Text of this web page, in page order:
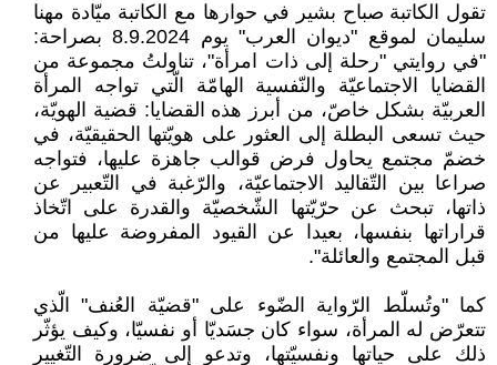
تقول الكاتبة صباح بشير في حوارها مع الكاتبة ميّادة مهنا
سليمان لموقع "ديوان العرب" يوم 8.9.2024 بصراحة:
"في روايتي "رحلة إلى ذات امرأة"، تناولتُ مجموعة من
القضايا الاجتماعيّة والنّفسية الهامّة الّتي تواجه المرأة
العربيّة بشكل خاصّ، من أبرز هذه القضايا: قضية الهويّة،
حيث تسعى البطلة إلى العثور على هويّتها الحقيقيّة، في
خضمّ مجتمع يحاول فرض قوالب جاهزة عليها، فتواجه
صراعا بين التّقاليد الاجتماعيّة، والرّغبة في التّعبير عن
ذاتها، تبحث عن حرّيّتها الشّخصيّة والقدرة على اتّخاذ
قراراتها بنفسها، بعيدا عن القيود المفروضة عليها من
قبل المجتمع والعائلة".
كما "وتُسلّط الرّواية الضّوء على "قضيّة العُنف" الّذي
تتعرّض له المرأة، سواء كان جسَديّا أو نفسيّا، وكيف يؤثّر
ذلك على حياتها ونفسيّتها، وتدعو إلى ضرورة التّغيير